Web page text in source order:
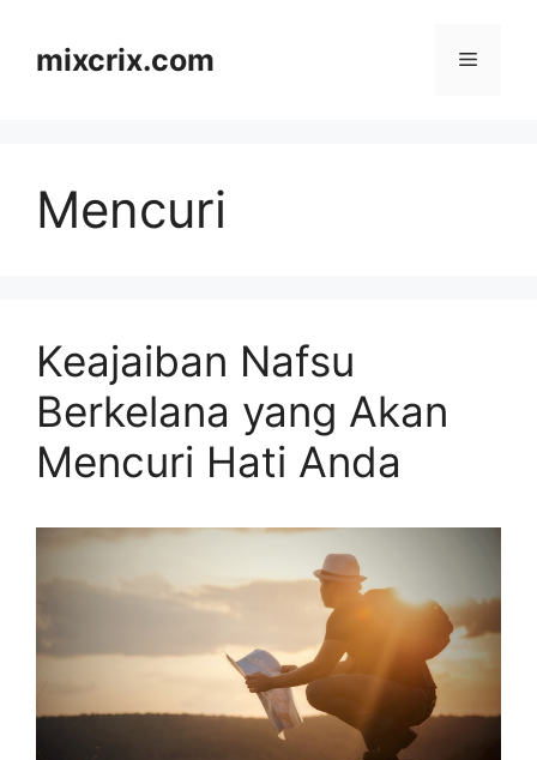
contentmixcrix.com Menu
Mencuri
Keajaiban Nafsu
Berkelana yang Akan
Mencuri Hati Anda